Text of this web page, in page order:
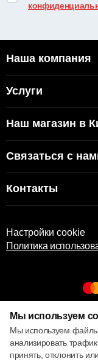
Наша компания
Услуги
Наш магазин в
Связаться с
Контакты
Настройки cookie
Политика
Мы используем
Мы используем файлы
анализировать
принять, отклонить